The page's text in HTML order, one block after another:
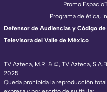
TV Azteca, M.R. & ©, TV Azteca,
2025.
Queda prohibida la reproducción
Promo Espacio
Programa de ética,
Defensor de Audiencias y Código
Televisora del Valle de México